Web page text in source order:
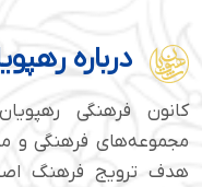
درباره
کانون فرهنگی
هدف ترویج فرهنگ